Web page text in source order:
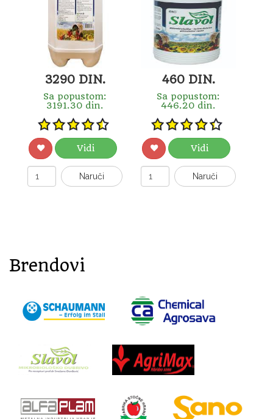
3290 DIN.
Sa popustom:
3191.30 din.
Vidi
Naruči
460 DIN.
Sa popustom:
446.20 din.
Vidi
Naruči
Brendovi